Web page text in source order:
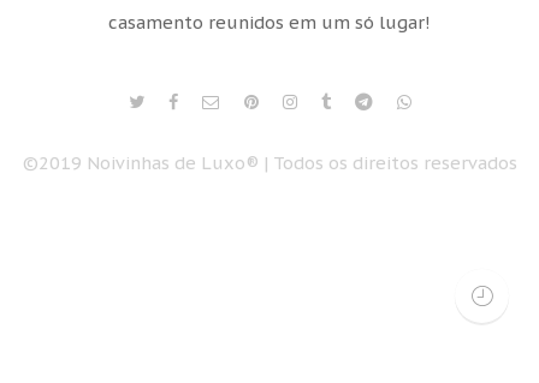
casamento reunidos em um só lugar!
©2019 Noivinhas de Luxo® | Todos os direitos reservados